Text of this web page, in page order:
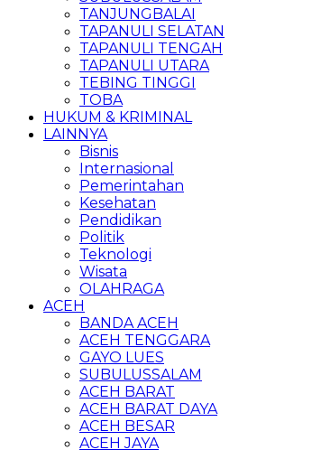
TANJUNGBALAI
TAPANULI SELATAN
TAPANULI TENGAH
TAPANULI UTARA
TEBING TINGGI
TOBA
HUKUM & KRIMINAL
LAINNYA
Bisnis
Internasional
Pemerintahan
Kesehatan
Pendidikan
Politik
Teknologi
Wisata
OLAHRAGA
ACEH
BANDA ACEH
ACEH TENGGARA
GAYO LUES
SUBULUSSALAM
ACEH BARAT
ACEH BARAT DAYA
ACEH BESAR
ACEH JAYA